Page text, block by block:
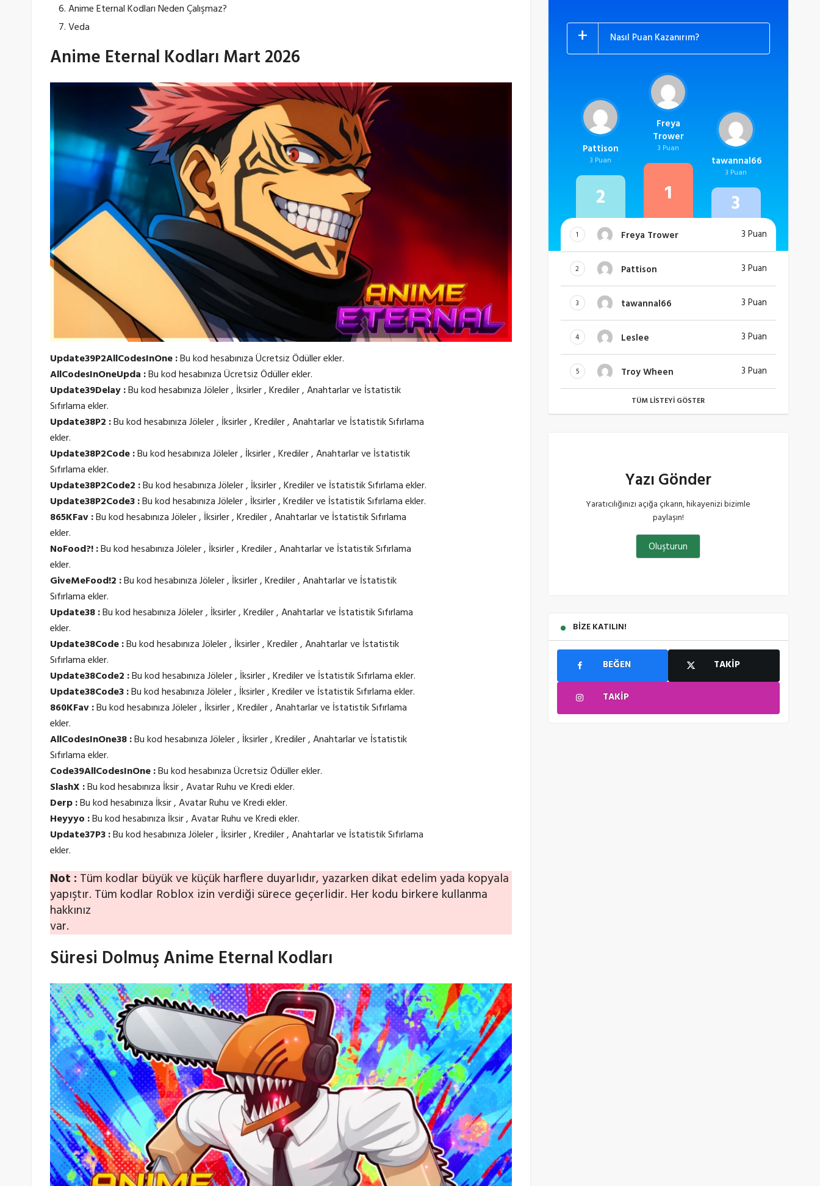
Anime Eternal Kodları Neden Çalışmaz?
Veda
Anime Eternal Kodları Mart 2026
Update39P2AllCodesInOne :Bu kod hesabınıza Ücretsiz Ödüller ekler.
AllCodesInOneUpda :Bu kod hesabınıza Ücretsiz Ödüller ekler.
Update39Delay :Bu kod hesabınıza Jöleler , İksirler , Krediler , Anahtarlar ve İstatistik
Sıfırlama ekler.
Update38P2 :Bu kod hesabınıza Jöleler , İksirler , Krediler , Anahtarlar ve İstatistik Sıfırlama
ekler.
Update38P2Code :Bu kod hesabınıza Jöleler , İksirler , Krediler , Anahtarlar ve İstatistik
Sıfırlama ekler.
Update38P2Code2 :Bu kod hesabınıza Jöleler , İksirler , Krediler ve İstatistik Sıfırlama ekler.
Update38P2Code3 :Bu kod hesabınıza Jöleler , İksirler , Krediler ve İstatistik Sıfırlama ekler.
865KFav :Bu kod hesabınıza Jöleler , İksirler , Krediler , Anahtarlar ve İstatistik Sıfırlama
ekler.
NoFood?! :Bu kod hesabınıza Jöleler , İksirler , Krediler , Anahtarlar ve İstatistik Sıfırlama
ekler.
GiveMeFood!2 :Bu kod hesabınıza Jöleler , İksirler , Krediler , Anahtarlar ve İstatistik
Sıfırlama ekler.
Update38 :Bu kod hesabınıza Jöleler , İksirler , Krediler , Anahtarlar ve İstatistik Sıfırlama
ekler.
Update38Code :Bu kod hesabınıza Jöleler , İksirler , Krediler , Anahtarlar ve İstatistik
Sıfırlama ekler.
Update38Code2 :Bu kod hesabınıza Jöleler , İksirler , Krediler ve İstatistik Sıfırlama ekler.
Update38Code3 :Bu kod hesabınıza Jöleler , İksirler , Krediler ve İstatistik Sıfırlama ekler.
860KFav :Bu kod hesabınıza Jöleler , İksirler , Krediler , Anahtarlar ve İstatistik Sıfırlama
ekler.
AllCodesInOne38 :Bu kod hesabınıza Jöleler , İksirler , Krediler , Anahtarlar ve İstatistik
Sıfırlama ekler.
Code39AllCodesInOne :Bu kod hesabınıza Ücretsiz Ödüller ekler.
SlashX :Bu kod hesabınıza İksir , Avatar Ruhu ve Kredi ekler.
Derp :Bu kod hesabınıza İksir , Avatar Ruhu ve Kredi ekler.
Heyyyo :Bu kod hesabınıza İksir , Avatar Ruhu ve Kredi ekler.
Update37P3 :Bu kod hesabınıza Jöleler , İksirler , Krediler , Anahtarlar ve İstatistik Sıfırlama
ekler.
Not : Tüm kodlar büyük ve küçük harflere duyarlıdır, yazarken dikat edelim yada kopyala
yapıştır. Tüm kodlar Roblox izin verdiği sürece geçerlidir. Her kodu birkere kullanma
hakkınız
var.
Süresi Dolmuş Anime Eternal Kodları
Nasıl Puan Kazanırım?
Freya
Trower
3 Puan
1
Pattison
3 Puan
2
tawannal66
3 Puan
3
1 Freya Trower 3 Puan
2 Pattison 3 Puan
3 tawannal66 3 Puan
4 Leslee 3 Puan
5 Troy Wheen 3 Puan
TÜM LISTEYI GÖSTER
Yazı Gönder
Yaratıcılığınızı açığa çıkarın, hikayenizi bizimle
paylaşın!
Oluşturun
BIZE KATILIN!
BEĞEN TAKIP
TAKIP